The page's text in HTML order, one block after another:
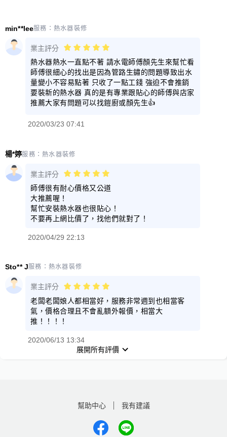
min**lee服務： 熱水器裝修
業主評分
熱水器熱水一直點不著 請水電師傅顏先生來幫忙看
師傅很細心的找出是因為管路生鏽的問題導致出水
量變小不容易點著 只收了一點工錢 強迫不會推銷
要裝新的熱水器 真的是有專業跟貼心的師傅與店家
推薦大家有問題可以找鎧廚或顏先生👍
2020/03/23 07:41
楊*婷服務：熱水器裝修
業主評分
師傅很有耐心價格又公道
大推薦喔！
幫忙安裝熱水器也很貼心！
不要再上網比價了，找他們就對了！
2020/04/29 22:13
Sto** J服務： 熱水器裝修
業主評分
老闆老闆娘人都相當好，服務非常週到也相當客
氣，價格合理且不會亂額外報價，相當大
推！！！！
2020/06/13 13:34
展開所有評價
幫助中心 我有建議